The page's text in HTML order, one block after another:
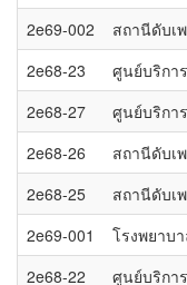
2e69-002
สถานีดับเ
2e68-23
ศูนย์บริกา
2e68-27
ศูนย์บริกา
2e68-26
สถานีดับเ
2e68-25
สถานีดับเ
2e69-001
โรงพยาบ
2e68-22
ศูนย์บริกา